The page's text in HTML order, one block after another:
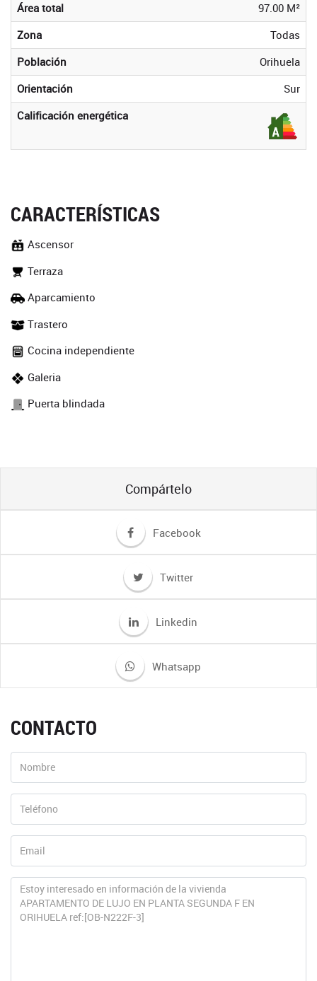
Área total
97.00 M²
Zona
Todas
Población
Orihuela
Orientación
Sur
Calificación energética
CARACTERÍSTICAS
Ascensor
Terraza
Aparcamiento
Trastero
Cocina independiente
Galeria
Puerta blindada
Compártelo
Facebook
Twitter
Linkedin
Whatsapp
CONTACTO